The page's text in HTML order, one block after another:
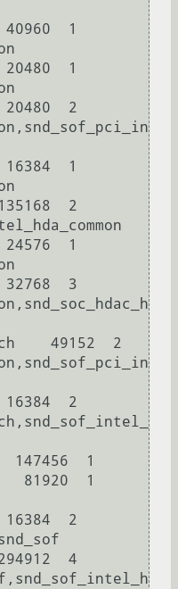
1
1
2
1
2
1
3
49152  2
2
147456  1
81920  1
2
4